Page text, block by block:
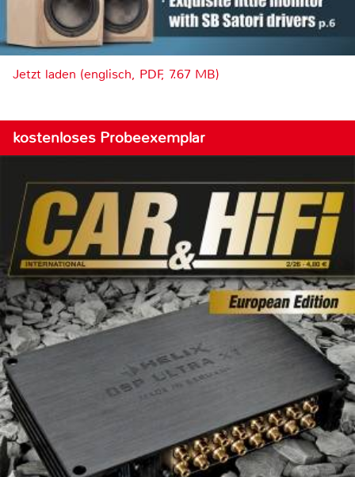
Jetzt laden (englisch, PDF, 7.67 MB)
kostenloses Probeexemplar